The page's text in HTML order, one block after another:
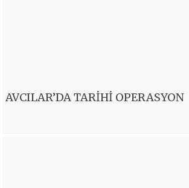
AVCILAR’DA TARİHİ OPERASYON